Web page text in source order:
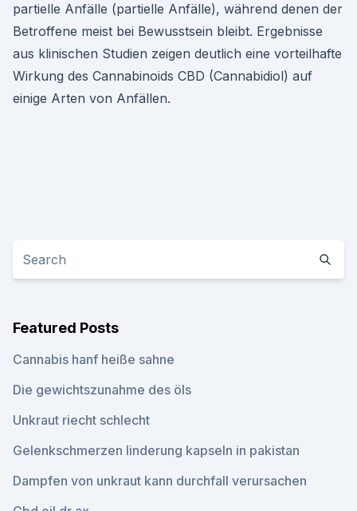
partielle Anfälle (partielle Anfälle), während denen der
Betroffene meist bei Bewusstsein bleibt. Ergebnisse
aus klinischen Studien zeigen deutlich eine vorteilhafte
Wirkung des Cannabinoids CBD (Cannabidiol) auf
einige Arten von Anfällen.
Featured Posts
Cannabis hanf heiße sahne
Die gewichtszunahme des öls
Unkraut riecht schlecht
Gelenkschmerzen linderung kapseln in pakistan
Dampfen von unkraut kann durchfall verursachen